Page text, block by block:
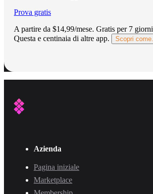
Prova gratis
A partire da $14,99/mese. Gratis per 7 giorni
Questa e centinaia di altre app.
Scopri come.
Azienda
Pagina iniziale
Marketplace